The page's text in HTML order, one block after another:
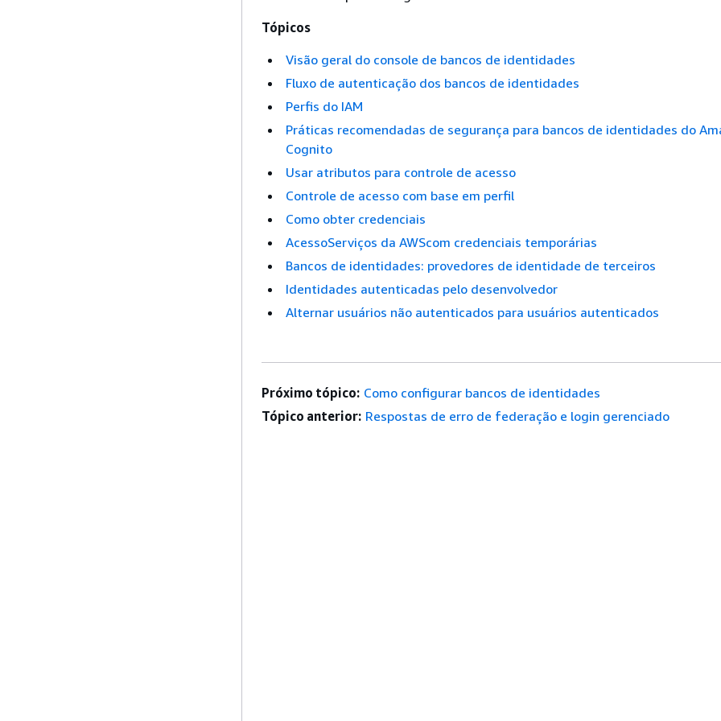
Tópicos
Visão geral do console de bancos de identidades
Fluxo de autenticação dos bancos de identidades
Perfis do IAM
Práticas recomendadas de segurança para bancos de identidades do
Cognito
Usar atributos para controle de acesso
Controle de acesso com base em perfil
Como obter credenciais
AcessoServiços da AWScom credenciais temporárias
Bancos de identidades: provedores de identidade de terceiros
Identidades autenticadas pelo desenvolvedor
Alternar usuários não autenticados para usuários autenticados
Próximo tópico: Como configurar bancos de identidades
Tópico anterior: Respostas de erro de federação e login gerenciado